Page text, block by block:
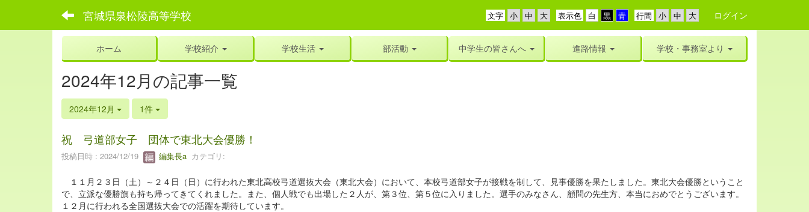
宮城県泉松陵高等学校 行間
表示色
文字 ログイン
ホーム 学校紹介 学校生活 部活動 中学生の皆さんへ 進路情報 学校・事務室より
2024年12月の記事一覧
2024年12月 1件
祝 弓道部女子 団体で東北大会優勝！
投稿日時 : 2024/12/19 編集長a カテゴリ:
１１月２３日（土）～２４日（日）に行われた東北高校弓道選抜大会（東北大会）において、本校弓道部女子が接戦を制して、見事優勝を果たしました。東北大会優勝ということ
で、立派な優勝旗も持ち帰ってきてくれました。また、個人戦でも出場した２人が、第３位、第５位に入りました。選手のみなさん、顧問の先生方、本当におめでとうございます。
１２月に行われる全国選抜大会での活躍を期待しています。